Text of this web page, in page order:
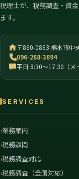
税理士が、税務調査・資
ます。
〒860-0863 熊本市中
096-288-3894
平日 8:30〜17:30（メ
SERVICES
業務案内
税務顧問
税務調査対応
税務調査（全国対応）